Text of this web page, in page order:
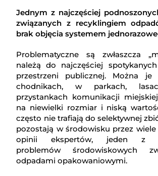
Jednym z najczęściej
związanych z recyklingiem
brak objęcia systemem
Problematyczne są zwłaszcza
należą do najczęściej
przestrzeni publicznej. Można je
chodnikach, w parkach,
przystankach komunikacji
na niewielki rozmiar i niską
często nie trafiają do selektywnej
pozostają w środowisku przez wiele
opinii ekspertów, jeden z
problemów środowiskowych
odpadami opakowaniowymi.